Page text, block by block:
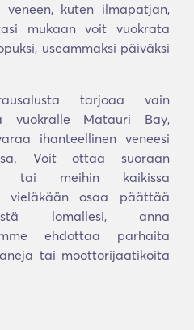
veneen, kuten ilmapatjan,
mukaan voit vuokrata
useammaksi päiväksi
tarjoaa vain
vuokralle Matauri Bay,
ihanteellinen veneesi
Voit ottaa suoraan
tai meihin kaikissa
vieläkään osaa päättää
lomallesi, anna
ehdottaa parhaita
tai moottorijaatikoita